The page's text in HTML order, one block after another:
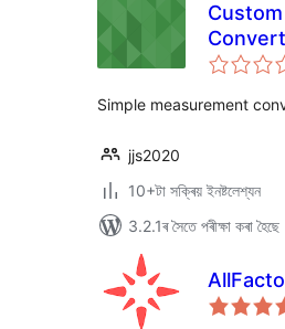
Simple measurement
jjs2020
10+টা সক্ৰিয় ইনষ্টলেশ্যন
3.2.1ৰ সৈতে পৰীক্ষা কৰা হৈছে